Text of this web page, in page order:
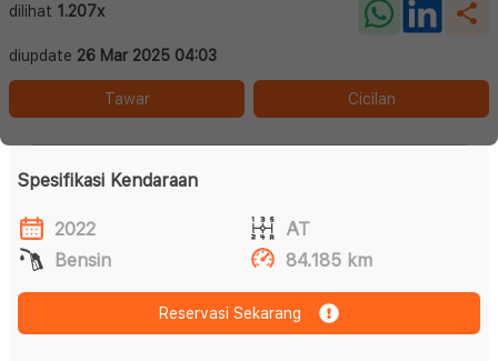
dilihat 1.207x
diupdate 26 Mar 2025 04:03
Tawar Cicilan
Spesifikasi Kendaraan
2022
AT
Bensin
84.185 km
Reservasi Sekarang